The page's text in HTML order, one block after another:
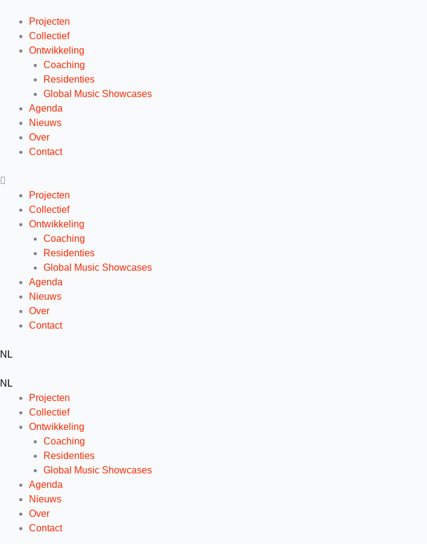
inhoud
Projecten
Collectief
Ontwikkeling
Coaching
Residenties
Global Music Showcases
Agenda
Nieuws
Over
Contact
Projecten
Collectief
Ontwikkeling
Coaching
Residenties
Global Music Showcases
Agenda
Nieuws
Over
Contact
NL
NL
Projecten
Collectief
Ontwikkeling
Coaching
Residenties
Global Music Showcases
Agenda
Nieuws
Over
Contact